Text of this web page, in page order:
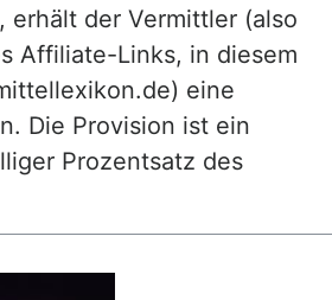
erhält der Vermittler (also
Affiliate-Links, in diesem
eine
Die Provision ist ein
Prozentsatz des